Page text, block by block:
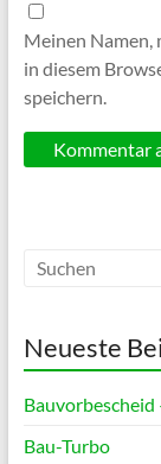
Meinen Namen,
in diesem
speichern.
Neueste
Bau-Turbo